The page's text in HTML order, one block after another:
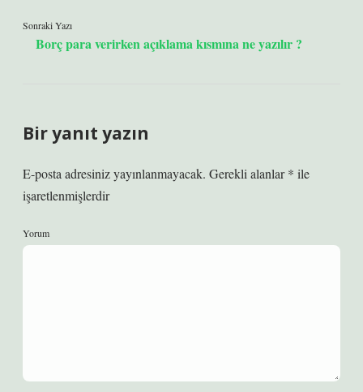
Sonraki Yazı
Borç para verirken açıklama kısmına ne yazılır ?
Bir yanıt yazın
E-posta adresiniz yayınlanmayacak. Gerekli alanlar* ile
işaretlenmişlerdir
Yorum